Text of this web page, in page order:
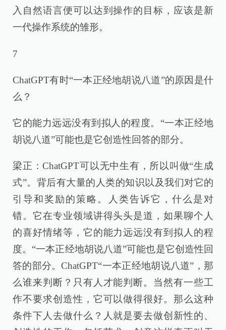
入自然语言便可以达到操作的目标，应该是新
一代操作系统的雏形。
7
ChatGPT有时“一本正经地胡说八道”的原因是什
么？
它的能力远远没有到拟人的程度。“一本正经地
胡说八道”可能也是它创造性回答的部分。
梁正：ChatGPT可以无中生有，所以叫做“生成
式”。背后有大量的人类的知识以及我们对它的
引导和奖励的策略。人类告诉它，什么是对
错。它在专业领域讲得头头是道，如果聊个人
的喜好情绪等，它的能力远远没有到拟人的程
度。“一本正经地胡说八道”可能也是它创造性回
答的部分。ChatGPT“一本正经地胡说八道”，那
么谁来判断？只有人才能判断。当然有一些工
作不要求创造性，它可以做得很好。那么这种
条件下人去做什么？人就是要去做创新性的、